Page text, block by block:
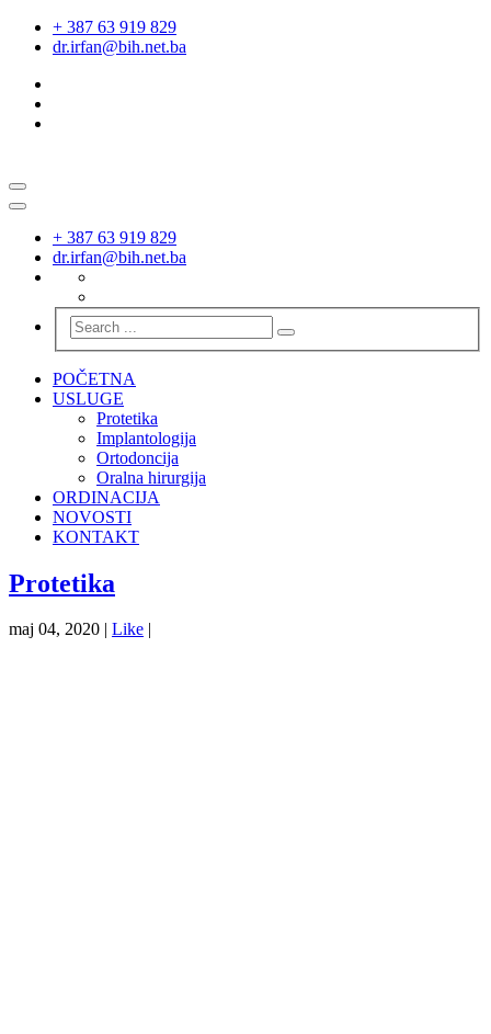
+ 387 63 919 829
dr.irfan@bih.net.ba
+ 387 63 919 829
dr.irfan@bih.net.ba
POČETNA
USLUGE
Protetika
Implantologija
Ortodoncija
Oralna hirurgija
ORDINACIJA
NOVOSTI
KONTAKT
Protetika
maj 04, 2020 | Like |